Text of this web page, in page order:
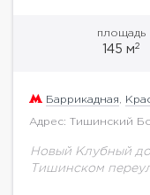
площадь
145 м2
Баррикадная
Адрес: Тишинский
Новый Клубный
Тишинском